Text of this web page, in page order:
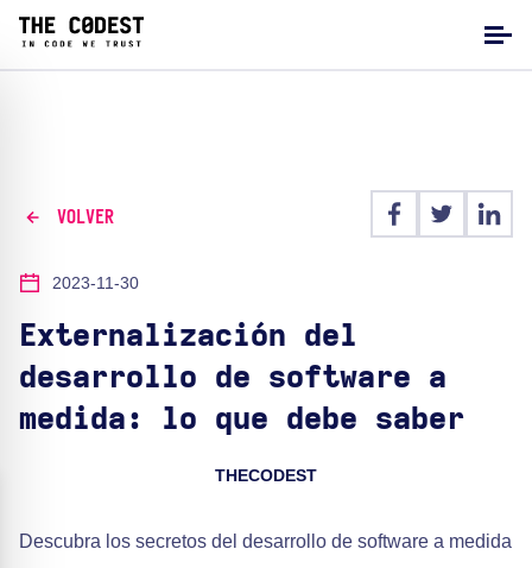
VOLVER
2023-11-30
Externalización del
desarrollo de software a
medida: lo que debe saber
THECODEST
Descubra los secretos del desarrollo de software a medida